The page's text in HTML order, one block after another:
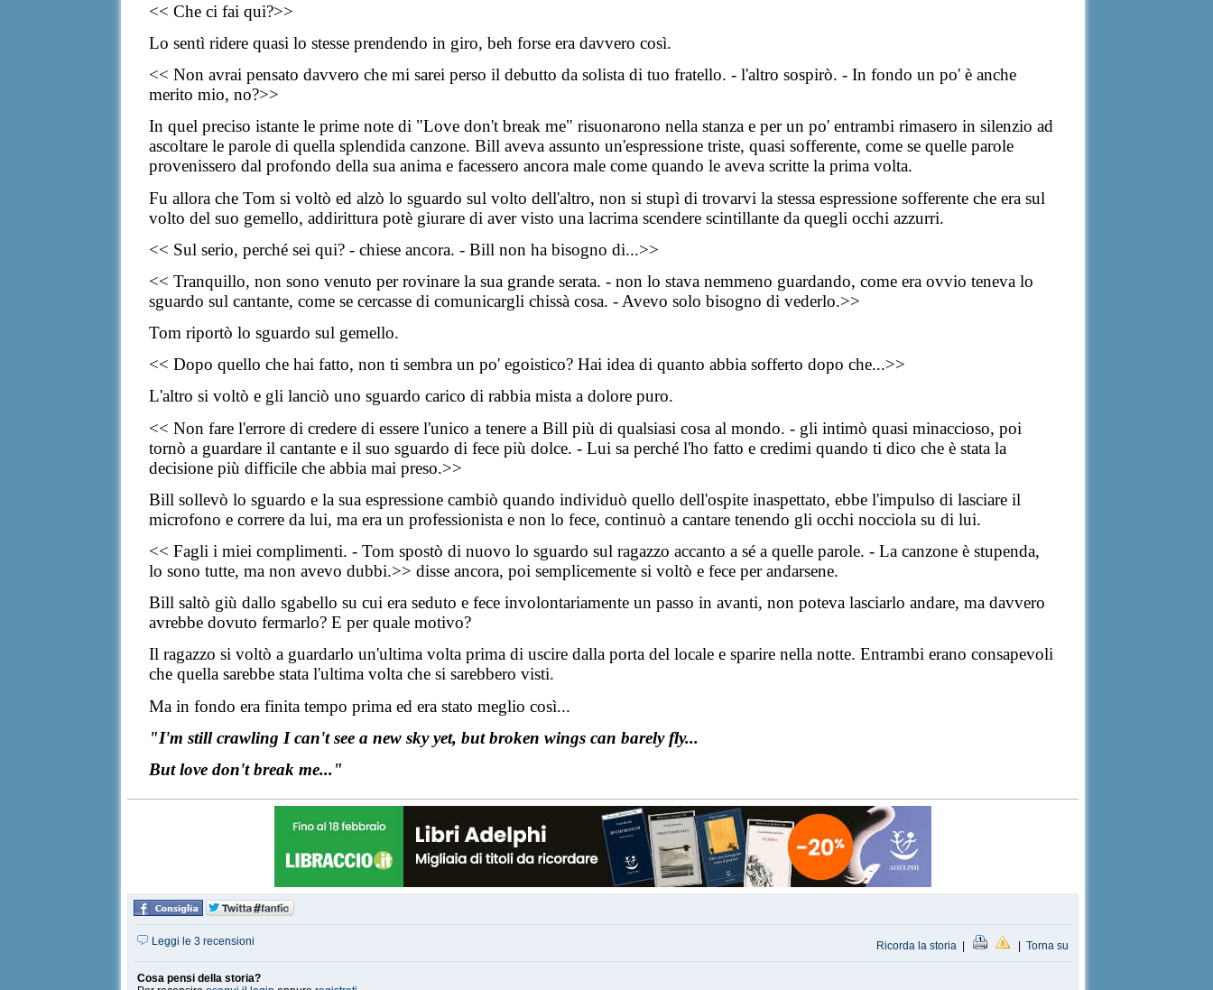
<< Che ci fai qui?>>
Lo sentì ridere quasi lo stesse prendendo in giro, beh forse era davvero così.
<< Non avrai pensato davvero che mi sarei perso il debutto da solista di tuo fratello. - l'altro sospirò. - In fondo un po' è anche
merito mio, no?>>
In quel preciso istante le prime note di "Lovedon't break me" risuonarono nella stanza e per un po' entrambi rimasero in silenzio ad
ascoltare le parole di quella splendida canzone. Bill aveva assunto un'espressione triste, quasi sofferente, come se quelle parole
provenissero dal profondo della sua anima e facessero ancora male come quando le aveva scritte la prima volta.
Fu allora che Tom si voltò ed alzò lo sguardo sul volto dell'altro, non si stupì di trovarvi la stessa espressione sofferente che era sul
volto del suo gemello, addiritturapotè giurare di aver visto una lacrima scendere scintillante da quegli occhi azzurri.
<< Sul serio, perché sei qui? - chiese ancora. - Bill non ha bisogno di...>>
<< Tranquillo, non sono venuto per rovinare la sua grande serata. - non lo stava nemmeno guardando, come era ovvio teneva lo
sguardo sul cantante, come se cercasse di comunicargli chissà cosa. - Avevo solo bisogno di vederlo.>>
Tom riportò lo sguardosul gemello.
<< Dopo quello che hai fatto, non ti sembra un po' egoistico? Hai idea di quanto abbia sofferto dopo che...>>
L'altro si voltò e gli lanciò uno sguardo carico di rabbia mista a dolore puro.
<< Non fare l'errore dicredere di essere l'unico a tenere a Bill più di qualsiasi cosa al mondo. - gli intimò quasi minaccioso, poi
tornò a guardare il cantante e il suo sguardo di fece più dolce. - Lui sa perché l'ho fatto e credimi quando ti dico che è stata la
decisione più difficile che abbia mai preso.>>
Bill sollevò lo sguardo e la sua espressione cambiò quando individuò quello dell'ospite inaspettato, ebbe l'impulso di lasciare il
microfono e correre da lui, ma era un professionista e non lo fece, continuò a cantare tenendo gli occhi nocciola su di lui.
<< Fagli i miei complimenti. - Tom spostò di nuovo lo sguardo sul ragazzo accanto a sé a quelle parole. - La canzone è stupenda,
lo sono tutte, ma non avevo dubbi.>> disse ancora, poi semplicemente si voltò e fece per andarsene.
Bill saltò giù dallo sgabello su cui era seduto e fece involontariamente un passo in avanti, non poteva lasciarlo andare, ma davvero
avrebbe dovuto fermarlo? E per quale motivo?
Il ragazzo si voltò a guardarlo un'ultima volta prima di uscire dalla porta del locale e sparire nella notte. Entrambi erano consapevoli
che quella sarebbe statal'ultima volta che si sarebbero visti.
Ma in fondo era finita tempo prima ed era stato meglio così...
"I'm still crawling Ican't see a newsky yet,but broken wings canbarely fly...
Butlovedon'tbreak me..."
Leggi le 3 recensioni Ricorda la storia | |Torna su
Cosa pensi della storia?